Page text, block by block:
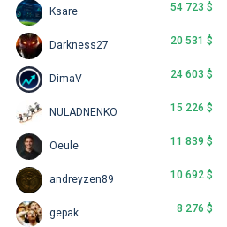
Ksare 54 723 $
Darkness27 20 531 $
DimaV 24 603 $
NULADNENKO 15 226 $
Oeule 11 839 $
andreyzen89 10 692 $
gepak 8 276 $